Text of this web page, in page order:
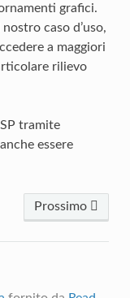
grafici.
caso d’uso,
a maggiori
rilievo
tramite
essere
Prossimo